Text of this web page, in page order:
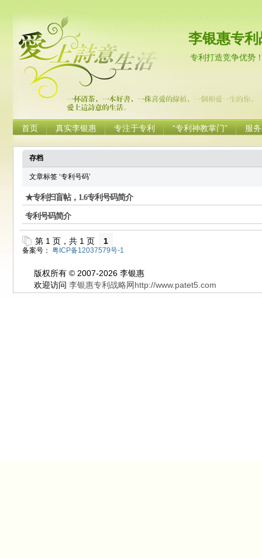
李银惠专利
专利打造竞争优势
首页 真实李银惠 专注于专利 “专利神教掌门” 服
存档
文章标签 ‘专利号码’
★专利扫盲帖，1.6专利号码简介
专利号码简介
第 1 页，共 1 页 1
备案号： 粤ICP备12037579号-1
版权所有 © 2007-2026 李银惠
欢迎访问 李银惠专利战略网http://www.patet5.com